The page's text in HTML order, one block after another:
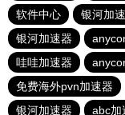
软件中心
银河加
银河加速器
哇哇加速器
免费海外pvn加速器
银河加速器
abc加